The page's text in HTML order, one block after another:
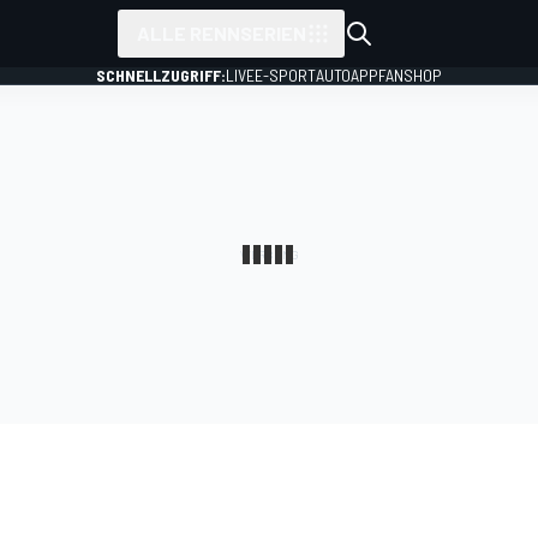
SCHNELLZUGRIFF:LIVEE-SPORTAUTOAPPFANSHOP